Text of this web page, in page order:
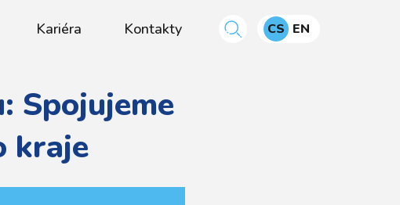
Kariéra Kontakty CS EN
Spojujeme
kraje